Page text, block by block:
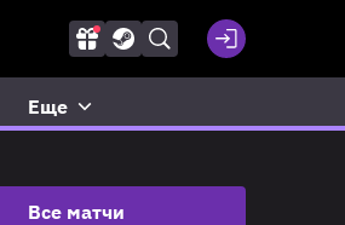
Еще
Все матчи